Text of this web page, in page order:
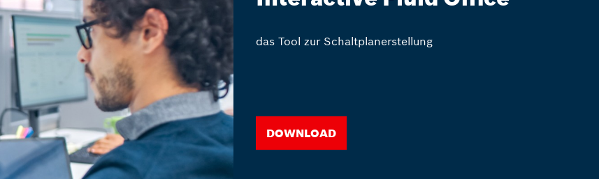
das Tool zur Schaltplanerstellung
Download